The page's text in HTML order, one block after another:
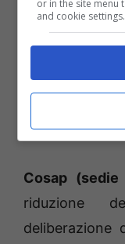
economiche
effetti della
Cosap
attività
uno sconto
Cosap
riduzione
deliberazione
or in the site menu
and cookie settings.